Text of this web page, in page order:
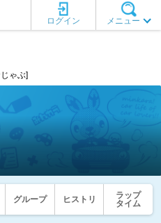
メニュー
ログイン
ゃぶ]
グループ ヒストリ
ラップ
タイム